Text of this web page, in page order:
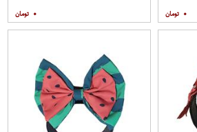
۰ ۰